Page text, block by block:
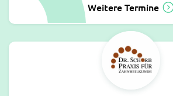
Weitere Termine